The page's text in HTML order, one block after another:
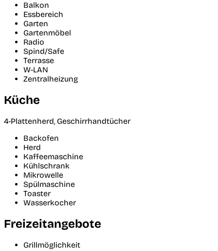
Balkon
Essbereich
Garten
Gartenmöbel
Radio
Spind/Safe
Terrasse
W-LAN
Zentralheizung
Küche
4-Plattenherd, Geschirrhandtücher
Backofen
Herd
Kaffeemaschine
Kühlschrank
Mikrowelle
Spülmaschine
Toaster
Wasserkocher
Freizeitangebote
Grillmöglichkeit